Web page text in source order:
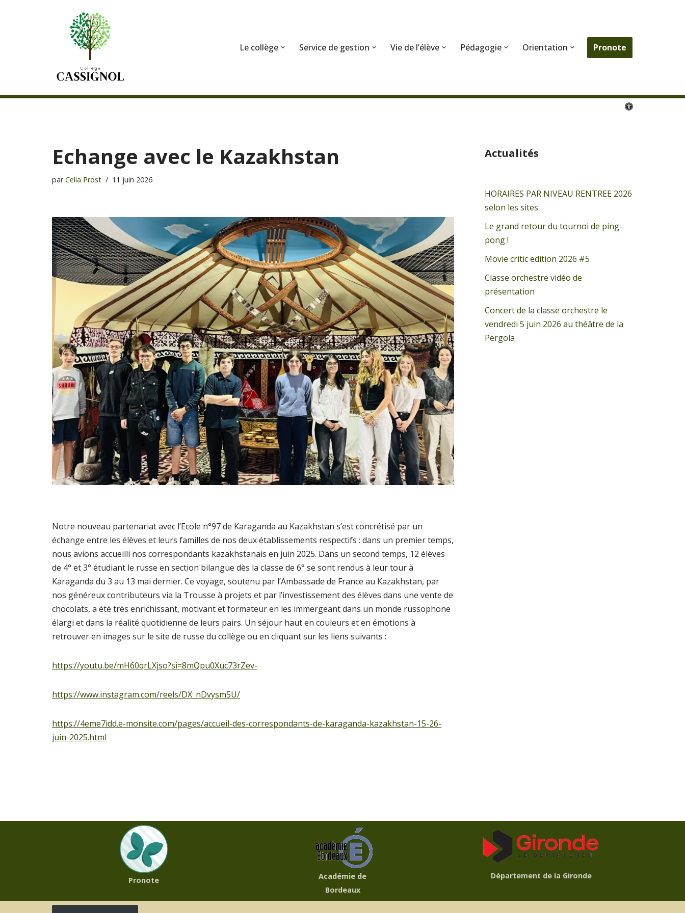
Le collège Service de gestion Vie de l’élève Pédagogie Orientation Pronote
Echange avec le Kazakhstan
parCelia Prost 11 juin 2026
Notre nouveau partenariat avec l’Ecole n°97 de Karaganda au Kazakhstan s’est concrétisé par un
échange entre les élèves et leurs familles de nos deux établissements respectifs : dans un premier temps,
nous avions accueilli nos correspondants kazakhstanais en juin 2025. Dans un second temps, 12 élèves
de 4° et 3° étudiant le russe en section bilangue dès la classe de 6° se sont rendus à leur tour à
Karaganda du 3 au 13 mai dernier. Ce voyage, soutenu par l’Ambassade de France au Kazakhstan, par
nos généreux contributeurs via la Trousse à projets et par l’investissement des élèves dans une vente de
chocolats, a été très enrichissant, motivant et formateur en les immergeant dans un monde russophone
élargi et dans la réalité quotidienne de leurs pairs. Un séjour haut en couleurs et en émotions à
retrouver en images sur le site de russe du collège ou en cliquant sur les liens suivants :
https://youtu.be/mH60qrLXjso?si=8mQpu0Xuc73rZev-
https://www.instagram.com/reels/DX_nDvysm5U/
https://4eme7idd.e-monsite.com/pages/accueil-des-correspondants-de-karaganda-kazakhstan-15-26-
juin-2025.html
Actualités
HORAIRES PAR NIVEAU RENTREE 2026
selon les sites
Le grand retour du tournoi de ping-
pong !
Movie critic edition 2026 #5
Classe orchestre vidéo de
présentation
Concert de la classe orchestre le
vendredi 5 juin 2026 au théâtre de la
Pergola
Pronote
Académie de
Bordeaux
Département de la Gironde